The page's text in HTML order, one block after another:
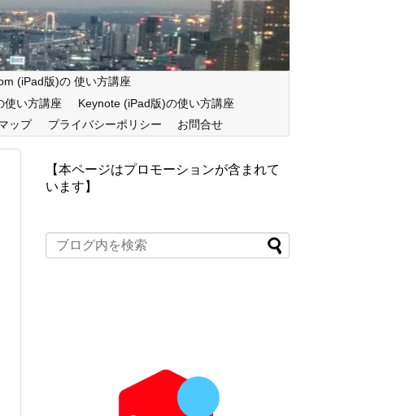
(iPad版)の 使い方講座
使い方講座
Keynote (iPad版)の使い方講座
ップ プライバシーポリシー お問合せ
【本ページはプロモーションが含まれて
います】